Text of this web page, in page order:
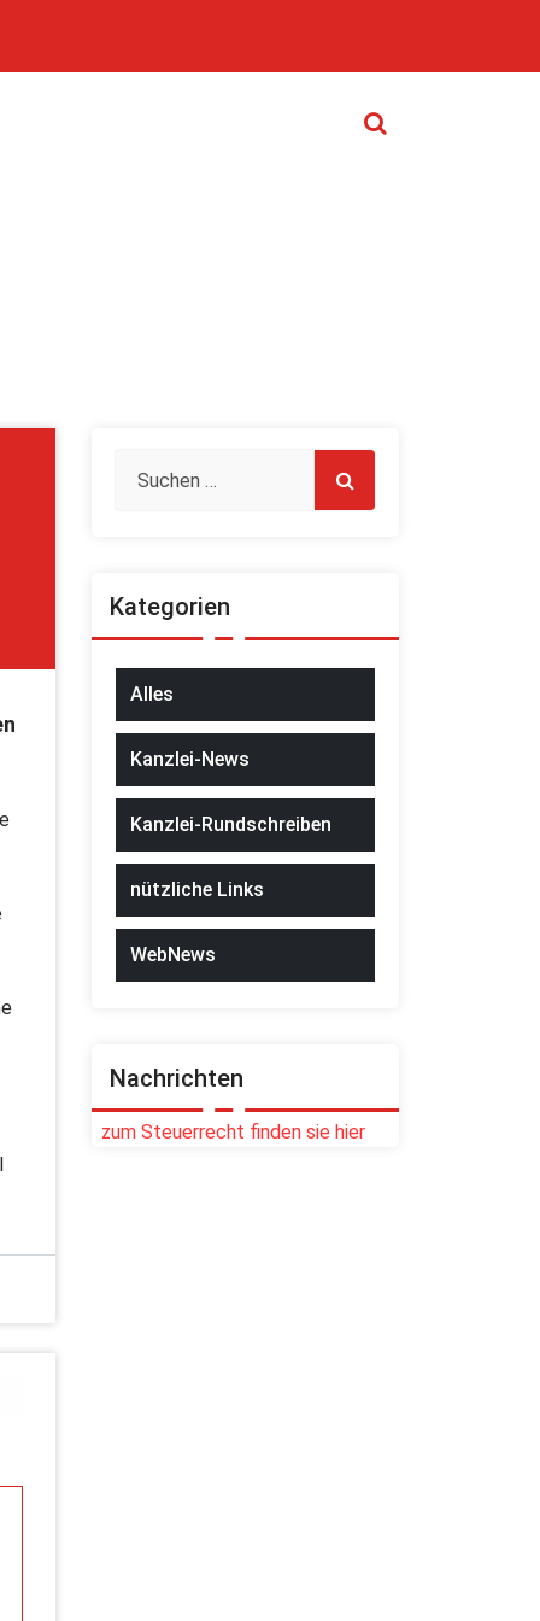
Kategorien
Alles
Kanzlei-News
Kanzlei-Rundschreiben
nützliche Links
WebNews
Nachrichten
zum Steuerrecht finden sie hier